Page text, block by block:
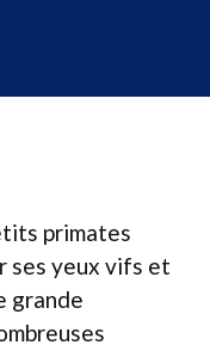
primates
ses yeux vifs et
grande